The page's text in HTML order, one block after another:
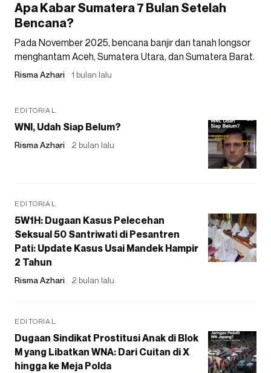
Apa Kabar Sumatera 7 Bulan Setelah
Bencana?
Pada November 2025, bencana banjir dan tanah longsor
menghantam Aceh, Sumatera Utara, dan Sumatera Barat.
Risma Azhari 1 bulan lalu
EDITORIAL
WNI, Udah Siap Belum?
Risma Azhari 2 bulan lalu
EDITORIAL
5W1H: Dugaan Kasus Pelecehan
Seksual 50 Santriwati di Pesantren
Pati: Update Kasus Usai Mandek Hampir
2 Tahun
Risma Azhari 2 bulan lalu
EDITORIAL
Dugaan Sindikat Prostitusi Anak di Blok
M yang Libatkan WNA: Dari Cuitan di X
hingga ke Meja Polda